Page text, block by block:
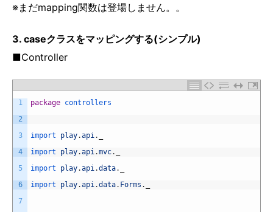
※まだmapping関数は登場しません。。
3. caseクラスをマッピングする(シンプル)
■Controller
1
2
3
4
5
6
7
package controllers
import play.api .
import play.api .mvc.
import play.api .data.
import play.api .data. Forms .